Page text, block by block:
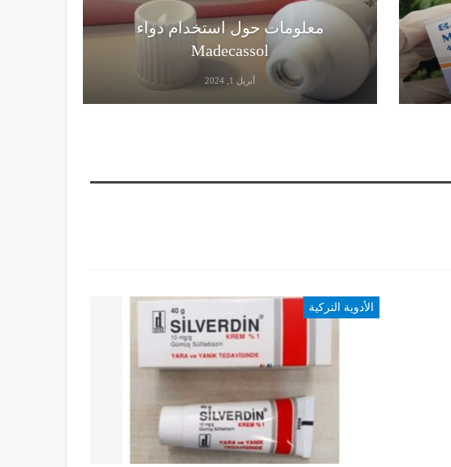
معلومات حول استخدام دواء
Madecassol
أبريل 1, 2024
الأدوية التركية